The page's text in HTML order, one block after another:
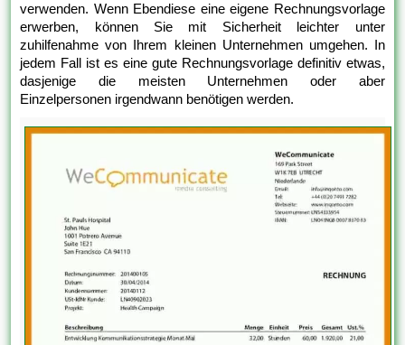
verwenden. Wenn Ebendiese eine eigene Rechnungsvorlage
erwerben, können Sie mit Sicherheit leichter unter
zuhilfenahme von Ihrem kleinen Unternehmen umgehen. In
jedem Fall ist es eine gute Rechnungsvorlage definitiv etwas,
dasjenige die meisten Unternehmen oder aber
Einzelpersonen irgendwann benötigen werden.